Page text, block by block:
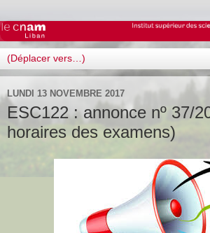
LUNDI 13 NOVEMBRE 2017
ESC122 : annonce nº 37/
horaires des examens)